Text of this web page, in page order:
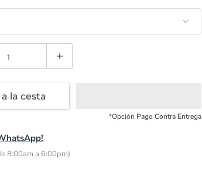
la cesta
*Opción Pago Contra Entrega
8:00am a 6:00pm)